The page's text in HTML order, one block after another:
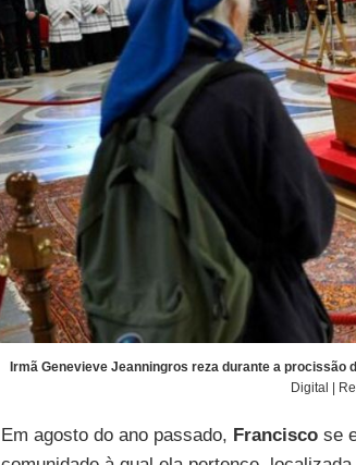
Irmã Genevieve Jeanningros reza durante a procissão
Digital |
Em agosto do ano passado, Franciscose